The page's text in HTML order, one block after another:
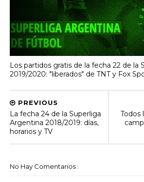
Los partidos gratis de la fecha 22 de la
2019/2020: "liberados" de TNT y Fox
Todos
PREVIOUS
La fecha 24 de la Superliga
Argentina 2018/2019: días,
horarios y TV
No Hay Comentarios :